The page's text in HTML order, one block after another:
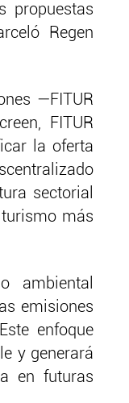
propuestas
Regen
—FITUR
FITUR
la oferta
sectorial
más
ambiental
emisiones
enfoque
y generará
en futuras